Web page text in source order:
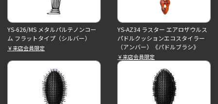
YS-626/MS メタルパルテノンコー
ム フラットタイプ（シルバー）
￥来店会員限定
YS-AZ34 ラスター エアロザウルス
パドルクッションエコスタイラー
（アンバー）《パドルブラシ》
￥来店会員限定